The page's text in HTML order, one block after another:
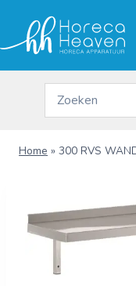
inhoud
Home » 300 RVS